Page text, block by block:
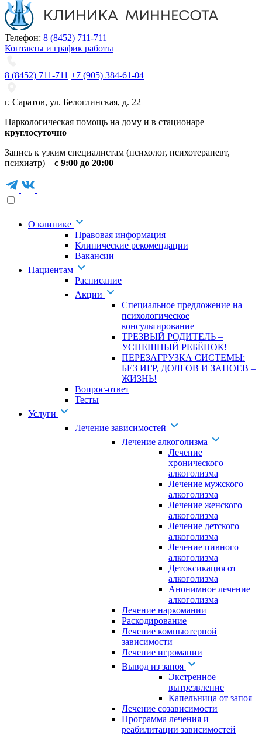
Телефон: 8 (8452) 711-711
Контакты и график работы
8 (8452) 711-711 +7 (905) 384-61-04
г. Саратов, ул. Белоглинская, д. 22
Наркологическая помощь на дому и в стационаре –
круглосуточно
Запись к узким специалистам (психолог, психотерапевт,
психиатр) – с 9:00 до 20:00
О клинике
Правовая информация
Клинические рекомендации
Вакансии
Пациентам
Расписание
Акции
Специальное предложение на
психологическое
консультирование
ТРЕЗВЫЙ РОДИТЕЛЬ –
УСПЕШНЫЙ РЕБЁНОК!
ПЕРЕЗАГРУЗКА СИСТЕМЫ:
БЕЗ ИГР, ДОЛГОВ И ЗАПОЕВ –
ЖИЗНЬ!
Вопрос-ответ
Тесты
Услуги
Лечение зависимостей
Лечение алкоголизма
Лечение
хронического
алкоголизма
Лечение мужского
алкоголизма
Лечение женского
алкоголизма
Лечение детского
алкоголизма
Лечение пивного
алкоголизма
Детоксикация от
алкоголизма
Анонимное лечение
алкоголизма
Лечение наркомании
Раскодирование
Лечение компьютерной
зависимости
Лечение игромании
Вывод из запоя
Экстренное
вытрезвление
Капельница от запоя
Лечение созависимости
Программа лечения и
реабилитации зависимостей